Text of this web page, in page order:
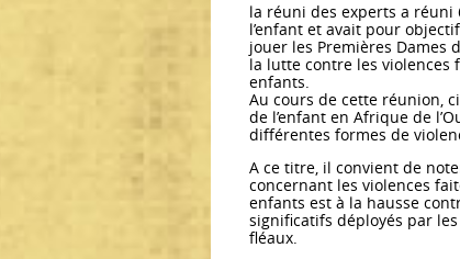
la réuni des experts a
l’enfant et avait pour
jouer les Premières Dames
la lutte contre les violences
enfants.
Au cours de cette réunion,
de l’enfant en Afrique de
différentes formes de
A ce titre, il convient de
concernant les violences
enfants est à la hausse
significatifs déployés par
fléaux.